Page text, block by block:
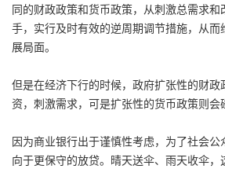
同的财政政策和货币政策，从刺激总需求和
手，实行及时有效的逆周期调节措施，从而
展局面。
但是在经济下行的时候，政府扩张性的财
资，刺激需求，可是扩张性的货币政策则会
因为商业银行出于谨慎性考虑，为了社会
向于更保守的放贷。晴天送伞、雨天收伞